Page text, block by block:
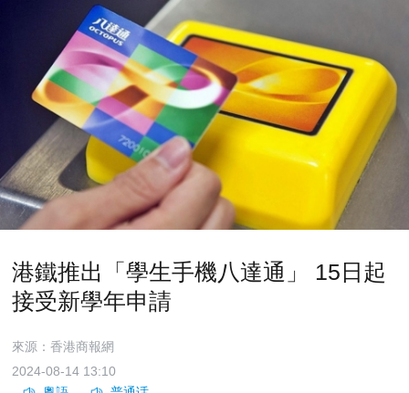
港鐵推出「學生手機八達通」 15日起
接受新學年申請
來源：香港商報網
2024-08-14 13:10